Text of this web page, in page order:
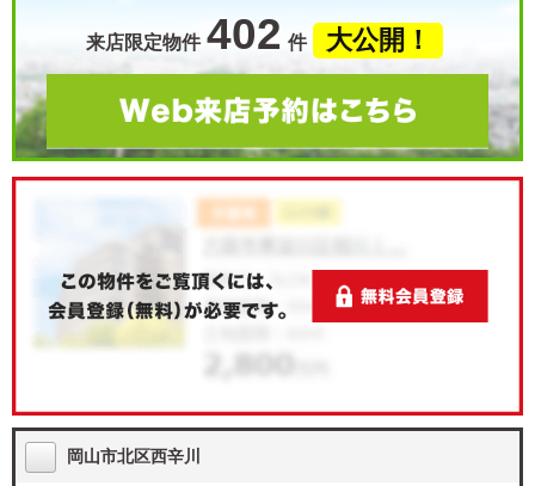
来店限定物件 402 件 大公開！
岡山市北区西辛川